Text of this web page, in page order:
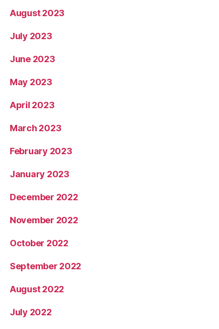
August 2023
July 2023
June 2023
May 2023
April 2023
March 2023
February 2023
January 2023
December 2022
November 2022
October 2022
September 2022
August 2022
July 2022